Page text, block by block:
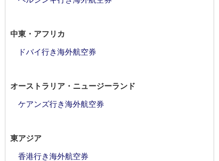
中東・アフリカ
ドバイ行き海外航空券
オーストラリア・ニュージーランド
ケアンズ行き海外航空券
東アジア
香港行き海外航空券